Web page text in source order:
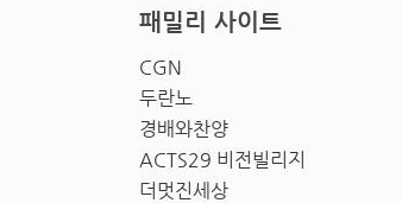
패밀리 사이트
CGN
두란노
경배와찬양
ACTS29 비전빌리지
더멋진세상